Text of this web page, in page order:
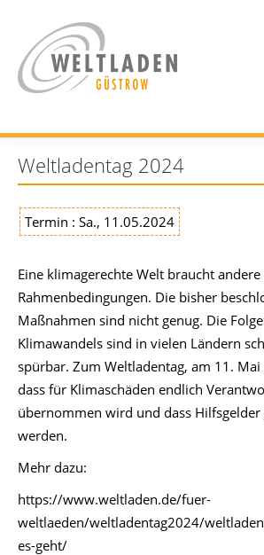
Weltladentag 2024
Termin : Sa., 11.05.2024
Eine klimagerechte Welt braucht
Rahmenbedingungen. Die bisher
Maßnahmen sind nicht genug. Die
Klimawandels sind in vielen Ländern
spürbar. Zum Weltladentag, am 11.
dass für Klimaschäden endlich
übernommen wird und dass
werden.
Mehr dazu:
https://www.weltladen.de/fuer-
weltlaeden/weltladentag2024/
es-geht/